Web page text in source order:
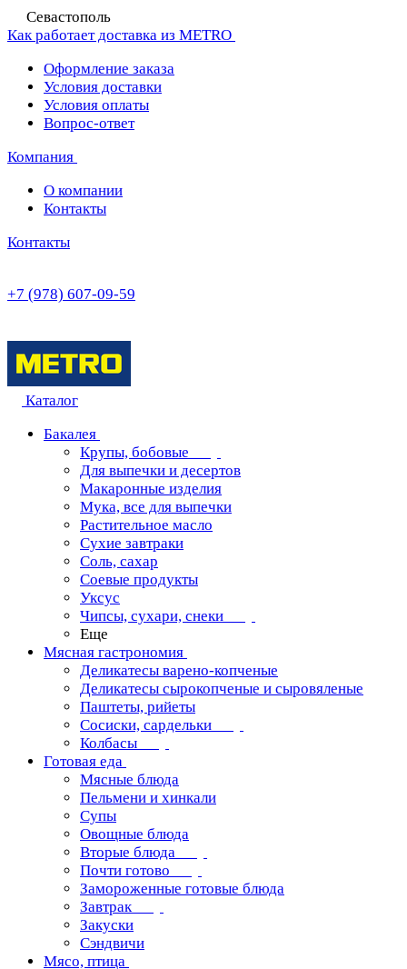
Севастополь
Как работает доставка из METRO
Оформление заказа
Условия доставки
Условия оплаты
Вопрос-ответ
Компания
О компании
Контакты
Контакты
+7 (978) 607-09-59
Каталог
Бакалея
Крупы, бобовые
Для выпечки и десертов
Макаронные изделия
Мука, все для выпечки
Растительное масло
Сухие завтраки
Соль, сахар
Соевые продукты
Уксус
Чипсы, сухари, снеки
Еще
Мясная гастрономия
Деликатесы варено-копченые
Деликатесы сырокопченые и сыровяленые
Паштеты, рийеты
Сосиски, сардельки
Колбасы
Готовая еда
Мясные блюда
Пельмени и хинкали
Супы
Овощные блюда
Вторые блюда
Почти готово
Замороженные готовые блюда
Завтрак
Закуски
Сэндвичи
Мясо, птица